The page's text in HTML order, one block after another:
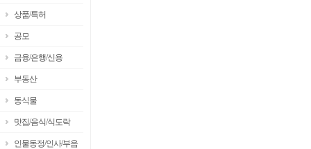
상품/특허
공모
금융/은행/신용
부동산
동식물
맛집/음식/식도락
인물동정/인사/부음